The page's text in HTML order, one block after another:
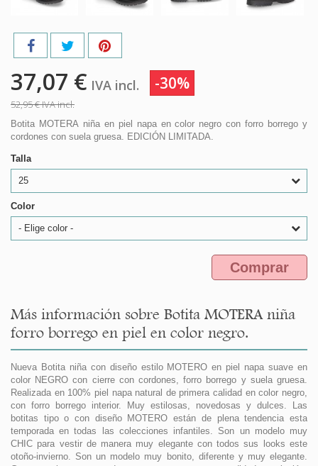
37,07 € IVA incl. -30%
52,95 €IVA incl.
Botita MOTERA niña en piel napa en color negro con forro borrego y
cordones con suela gruesa. EDICIÓN LIMITADA.
Talla
25
Color
- Elige color -
Comprar
Más información sobre Botita MOTERA niña
forro borrego en piel en color negro.
Nueva Botita niña con diseño estilo MOTERO en piel napa suave en
color NEGRO con cierre con cordones, forro borrego y suela gruesa.
Realizada en 100% piel napa natural de primera calidad en color negro,
con forro borrego interior. Muy estilosas, novedosas y dulces. Las
botitas tipo o con diseño MOTERO están de plena tendencia esta
temporada en todas las colecciones infantiles. Son un modelo muy
CHIC para vestir de manera muy elegante con todos sus looks este
otoño-invierno. Son un modelo muy bonito, diferente y muy elegante.